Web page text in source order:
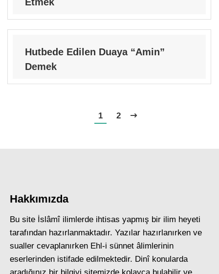
Hutbede Edilen Duaya “Amin”
Demek
1 2
Hakkımızda
Bu site İslâmî ilimlerde ihtisas yapmış bir ilim heyeti
tarafından hazırlanmaktadır. Yazılar hazırlanırken ve
sualler cevaplanırken Ehl-i sünnet âlimlerinin
eserlerinden istifade edilmektedir. Dinî konularda